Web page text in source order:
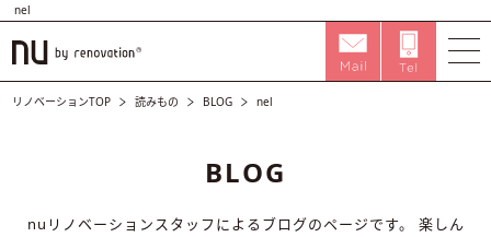
nel
リノベーションTOP 読みもの BLOG nel
BLOG
nuリノベーションスタッフによるブログのページです。
楽しん